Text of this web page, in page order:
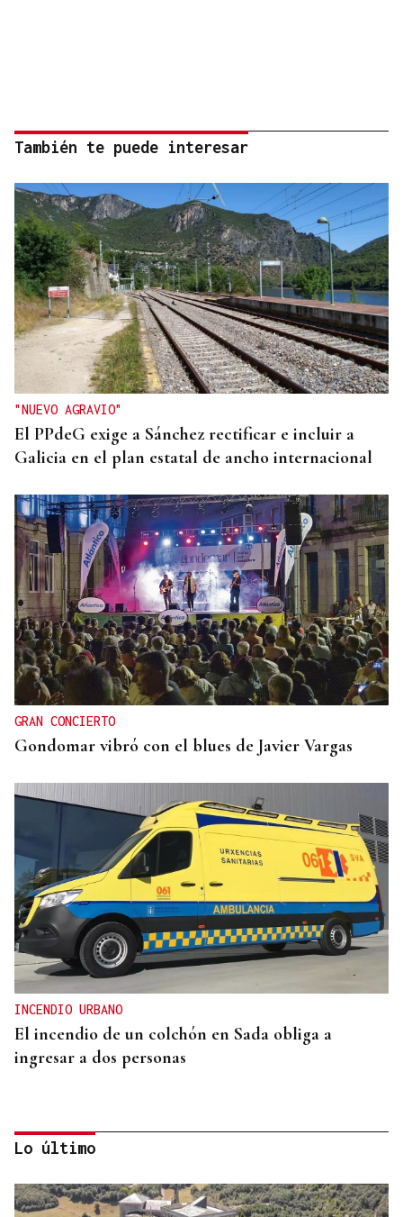
También te puede interesar
"NUEVO AGRAVIO"
El PPdeG exige a Sánchez rectificar e incluir a
Galicia en el plan estatal de ancho internacional
GRAN CONCIERTO
Gondomar vibró con el blues de Javier Vargas
INCENDIO URBANO
El incendio de un colchón en Sada obliga a
ingresar a dos personas
Lo último